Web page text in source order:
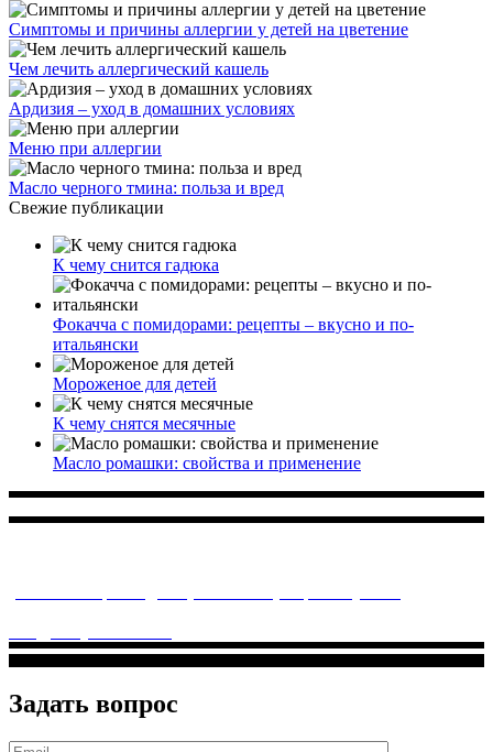
Симптомы и причины аллергии у детей на цветение
Чем лечить аллергический кашель
Ардизия – уход в домашних условиях
Меню при аллергии
Масло черного тмина: польза и вред
Свежие публикации
К чему снится гадюка
Фокачча с помидорами: рецепты – вкусно и по-
итальянски
Мороженое для детей
К чему снятся месячные
Масло ромашки: свойства и применение
Задать вопрос